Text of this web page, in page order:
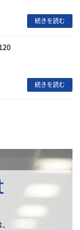
続きを読む
続きを読む